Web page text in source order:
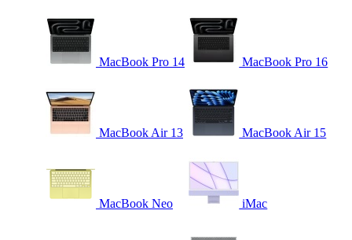
MacBook Pro 14 MacBook Pro 16
MacBook Air 13 MacBook Air 15
MacBook Neo iMac